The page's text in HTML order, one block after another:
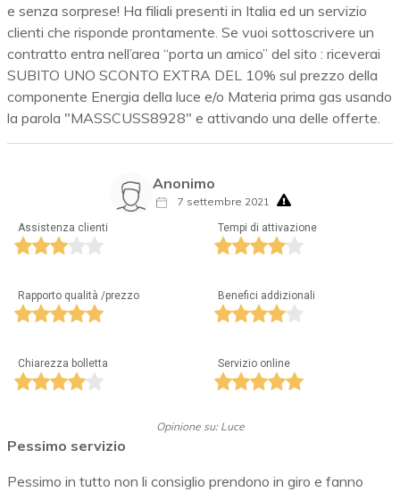
e senza sorprese! Ha filiali presenti in Italia ed un servizio
clienti che risponde prontamente. Se vuoi sottoscrivere un
contratto entra nell’area “porta un amico” del sito : riceverai
SUBITO UNO SCONTO EXTRA DEL 10% sul prezzo della
componente Energia della luce e/o Materia prima gas usando
la parola "MASSCUSS8928" e attivando una delle offerte.
Anonimo
7 settembre 2021
Assistenza clienti Tempi di attivazione
Rapporto qualità /prezzo Benefici addizionali
Chiarezza bolletta Servizio online
Opinione su: Luce
Pessimo servizio
Pessimo in tutto non li consiglio prendono in giro e fanno